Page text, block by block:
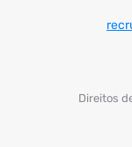
Direitos